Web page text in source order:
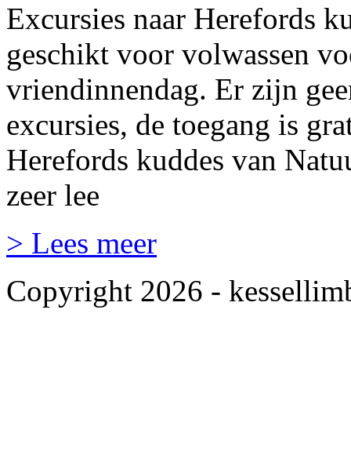
Excursies naar Herefords
geschikt voor volwassen
vriendinnendag. Er zijn
excursies, de toegang is
Herefords kuddes van
zeer lee
> Lees meer
Copyright 2026 -